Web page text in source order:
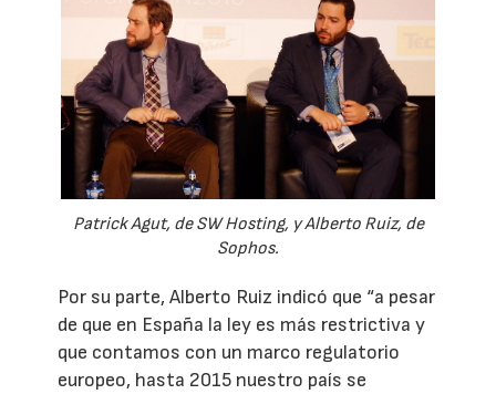
Patrick Agut, de SW Hosting, y Alberto Ruiz, de
Sophos.
Por su parte, Alberto Ruiz indicó que “a pesar
de que en España la ley es más restrictiva y
que contamos con un marco regulatorio
europeo, hasta 2015 nuestro país se